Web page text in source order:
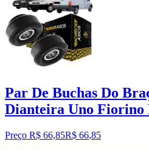
Par De Buchas Do
Dianteira Uno Fiorino
Preço R$ 66,85R$ 66,85